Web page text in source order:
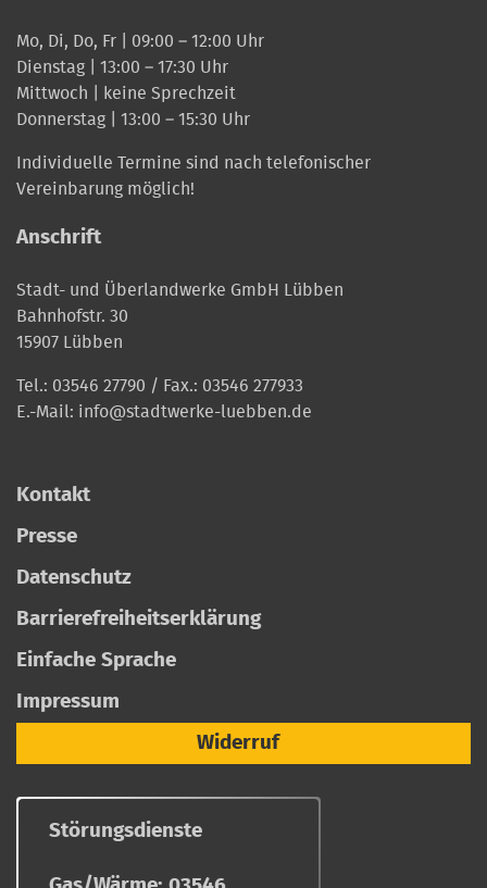
Mo, Di, Do, Fr | 09:00 – 12:00 Uhr
Dienstag | 13:00 – 17:30 Uhr
Mittwoch | keine Sprechzeit
Donnerstag | 13:00 – 15:30 Uhr
Individuelle Termine sind nach telefonischer
Vereinbarung möglich!
Anschrift
Stadt- und Überlandwerke GmbH Lübben
Bahnhofstr. 30
15907 Lübben
Tel.: 03546 27790 / Fax.: 03546 277933
E.-Mail: info@stadtwerke-luebben.de
Kontakt
Presse
Datenschutz
Barrierefreiheitserklärung
Einfache Sprache
Impressum
Widerruf
Störungsdienste